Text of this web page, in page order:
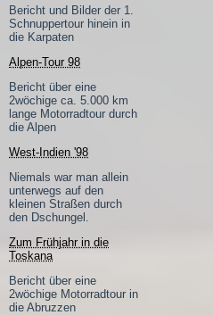
Bericht und Bilder der 1.
Schnuppertour hinein in
die Karpaten
Alpen-Tour 98
Bericht über eine
2wöchige ca. 5.000 km
lange Motorradtour durch
die Alpen
West-Indien '98
Niemals war man allein
unterwegs auf den
kleinen Straßen durch
den Dschungel.
Zum Frühjahr in die
Toskana
Bericht über eine
2wöchige Motorradtour in
die Abruzzen